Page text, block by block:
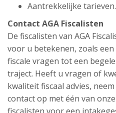
Aantrekkelijke tarieven.
Contact AGA Fiscalisten
De fiscalisten van AGA
voor u betekenen, zoals
fiscale vragen tot een
traject. Heeft u vragen of
kwaliteit fiscaal advies,
contact op met één van